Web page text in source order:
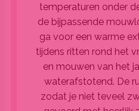
temperaturen onder
de bijpassende
ga voor een warme
tijdens ritten rond het
en mouwen van het
waterafstotend. De
zodat je niet teveel